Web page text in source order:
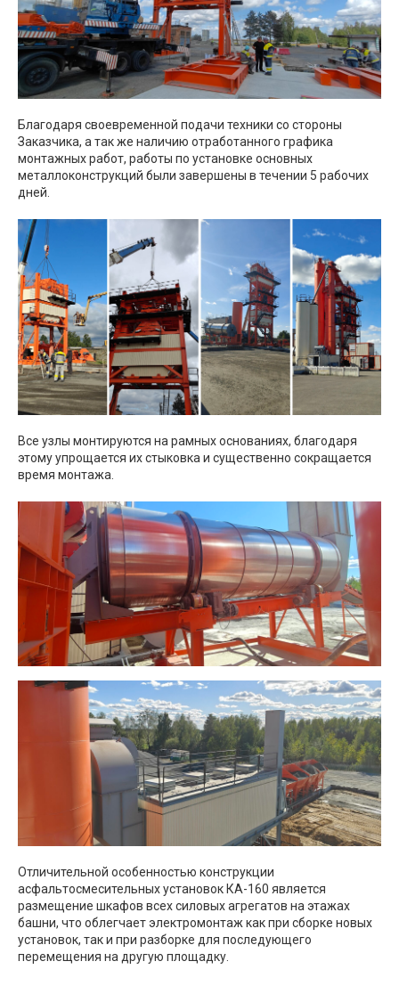
Благодаря своевременной подачи техники со стороны
Заказчика, а так же наличию отработанного графика
монтажных работ, работы по установке основных
металлоконструкций были завершены в течении 5 рабочих
дней.
Все узлы монтируются на рамных основаниях, благодаря
этому упрощается их стыковка и существенно сокращается
время монтажа.
Отличительной особенностью конструкции
асфальтосмесительных установок КА-160 является
размещение шкафов всех силовых агрегатов на этажах
башни, что облегчает электромонтаж как при сборке новых
установок, так и при разборке для последующего
перемещения на другую площадку.